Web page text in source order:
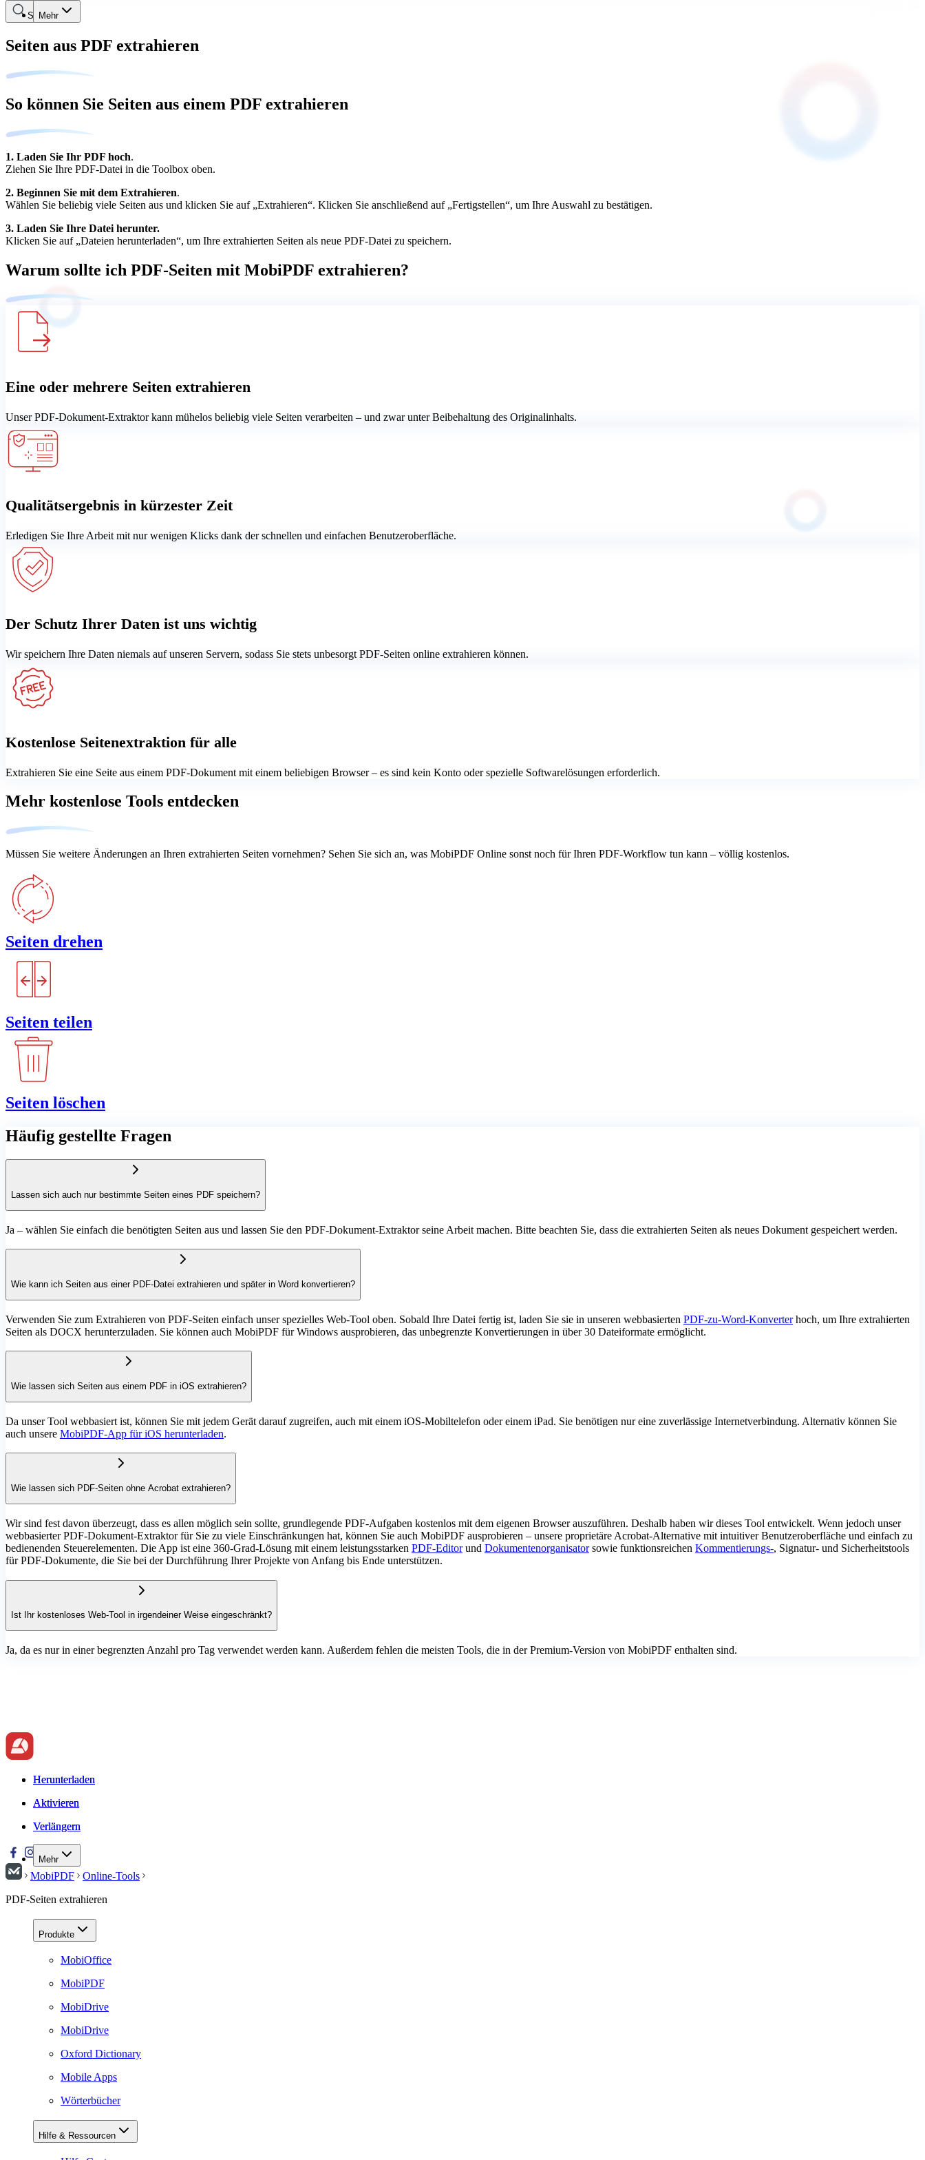
Mehr
Suche
Seiten aus PDF extrahieren
So können Sie Seiten aus einem PDF extrahieren
1. Laden Sie Ihr PDF hoch.
Ziehen Sie Ihre PDF-Datei in die Toolbox oben.
2. Beginnen Sie mit dem Extrahieren.
Wählen Sie beliebig viele Seiten aus und klicken Sie auf „Extrahieren“. Klicken Sie anschließend auf „Fertigstellen“, um Ihre Auswahl zu bestätigen.
3. Laden Sie Ihre Datei herunter.
Klicken Sie auf „Dateien herunterladen“, um Ihre extrahierten Seiten als neue PDF-Datei zu speichern.
Warum sollte ich PDF-Seiten mit MobiPDF extrahieren?
Eine oder mehrere Seiten extrahieren
Unser PDF-Dokument-Extraktor kann mühelos beliebig viele Seiten verarbeiten – und zwar unter Beibehaltung des Originalinhalts.
Qualitätsergebnis in kürzester Zeit
Erledigen Sie Ihre Arbeit mit nur wenigen Klicks dank der schnellen und einfachen Benutzeroberfläche.
Der Schutz Ihrer Daten ist uns wichtig
Wir speichern Ihre Daten niemals auf unseren Servern, sodass Sie stets unbesorgt PDF-Seiten online extrahieren können.
Kostenlose Seitenextraktion für alle
Extrahieren Sie eine Seite aus einem PDF-Dokument mit einem beliebigen Browser – es sind kein Konto oder spezielle Softwarelösungen erforderlich.
Mehr kostenlose Tools entdecken
Müssen Sie weitere Änderungen an Ihren extrahierten Seiten vornehmen? Sehen Sie sich an, was MobiPDF Online sonst noch für Ihren PDF-Workflow tun kann – völlig kostenlos.
Seiten drehen
Seiten teilen
Seiten löschen
Häufig gestellte Fragen
Lassen sich auch nur bestimmte Seiten eines PDF speichern?
Ja – wählen Sie einfach die benötigten Seiten aus und lassen Sie den PDF-Dokument-Extraktor seine Arbeit machen. Bitte beachten Sie, dass die extrahierten Seiten als neues Dokument gespeichert werden.
Wie kann ich Seiten aus einer PDF-Datei extrahieren und später in Word konvertieren?
Verwenden Sie zum Extrahieren von PDF-Seiten einfach unser spezielles Web-Tool oben. Sobald Ihre Datei fertig ist, laden Sie sie in unseren webbasierten PDF-zu-Word-Konverterhoch, um Ihre extrahierten
Seiten als DOCX herunterzuladen. Sie können auch MobiPDF für Windows ausprobieren, das unbegrenzte Konvertierungen in über 30 Dateiformate ermöglicht.
Wie lassen sich Seiten aus einem PDF in iOS extrahieren?
Da unser Tool webbasiert ist, können Sie mit jedem Gerät darauf zugreifen, auch mit einem iOS-Mobiltelefon oder einem iPad. Sie benötigen nur eine zuverlässige Internetverbindung. Alternativ können Sie
auch unsere MobiPDF-App für iOS herunterladen.
Wie lassen sich PDF-Seiten ohne Acrobat extrahieren?
Wir sind fest davon überzeugt, dass es allen möglich sein sollte, grundlegende PDF-Aufgaben kostenlos mit dem eigenen Browser auszuführen. Deshalb haben wir dieses Tool entwickelt. Wenn jedoch unser
webbasierter PDF-Dokument-Extraktor für Sie zu viele Einschränkungen hat, können Sie auch MobiPDF ausprobieren – unsere proprietäre Acrobat-Alternative mit intuitiver Benutzeroberfläche und einfach zu
bedienenden Steuerelementen. Die App ist eine 360-Grad-Lösung mit einem leistungsstarken PDF-Editorund Dokumentenorganisatorsowie funktionsreichen Kommentierungs-, Signatur- und Sicherheitstools
für PDF-Dokumente, die Sie bei der Durchführung Ihrer Projekte von Anfang bis Ende unterstützen.
Ist Ihr kostenloses Web-Tool in irgendeiner Weise eingeschränkt?
Ja, da es nur in einer begrenzten Anzahl pro Tag verwendet werden kann. Außerdem fehlen die meisten Tools, die in der Premium-Version von MobiPDF enthalten sind.
Herunterladen
Aktivieren
Verlängern
Mehr
Herunterladen
Aktivieren
Verlängern
MobiPDF
Online-Tools
PDF-Seiten extrahieren
Produkte
MobiOffice
MobiPDF
MobiDrive
MobiDrive
Oxford Dictionary
Mobile Apps
Wörterbücher
Hilfe & Ressourcen